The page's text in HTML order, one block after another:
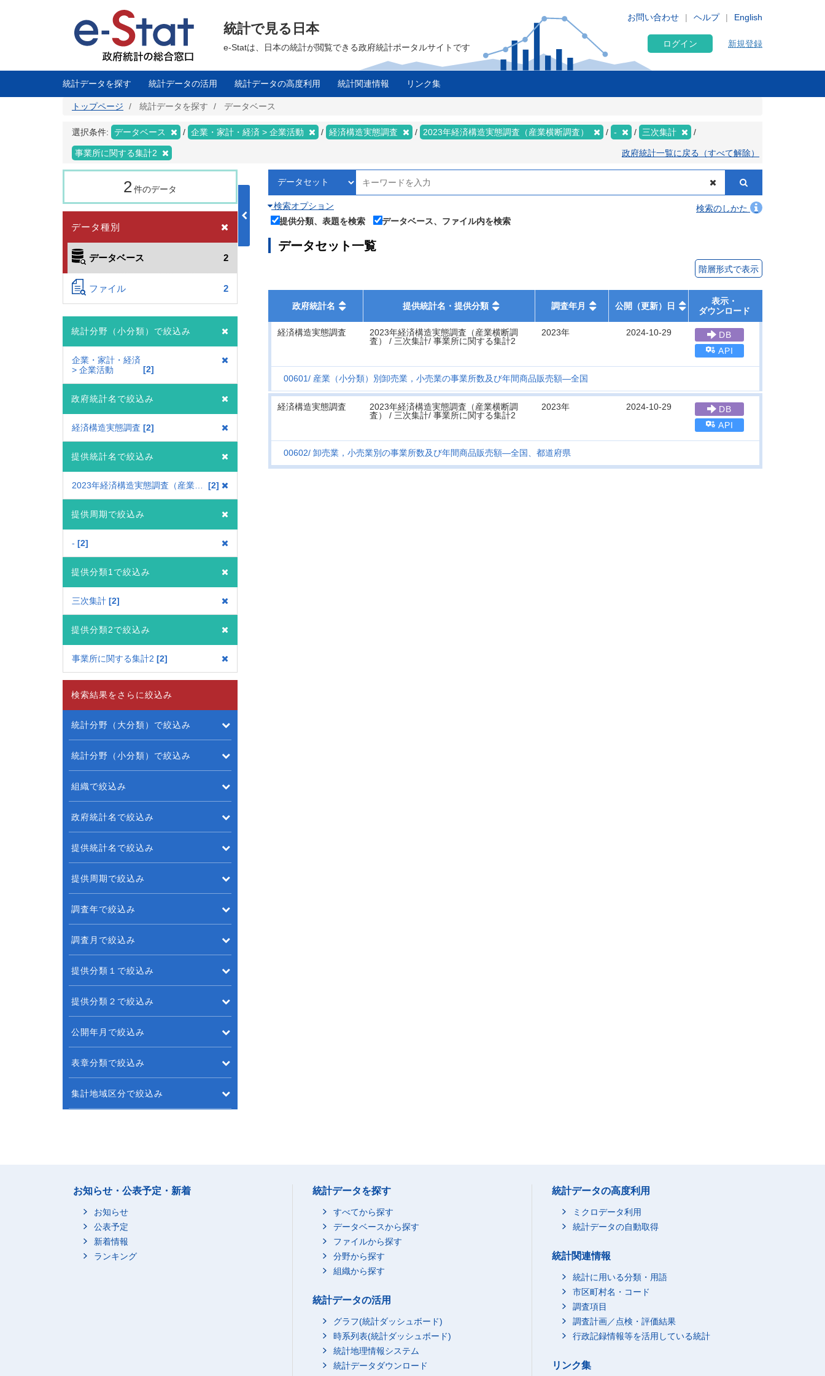
に
English
お問い合わせ ヘルプ
統計で見る日本
e-Statは、日本の統計が閲覧できる政府統計ポータルサイトです ログイン 新規登録
統計データを探す 統計データの活用 統計データの高度利用 統計関連情報 リンク集
トップページ 統計データを探す データベース
選択条件: データベース 企業・家計・経済 > 企業活動 経済構造実態調査 2023年経済構造実態調査（産業横断調査） - 三次集計
事業所に関する集計2 政府統計一覧に戻る（すべて解除）
2件のデータ
データ種別
データベース 2
ファイル 2
統計分野（小分類）で絞込み
企業・家計・経済
> 企業活動
2
政府統計名で絞込み
経済構造実態調査 2
提供統計名で絞込み
2
提供周期で絞込み
- 2
提供分類1で絞込み
三次集計 2
提供分類2で絞込み
事業所に関する集計2 2
検索オプション
検索のしかた
提供分類、表題を検索
データベース、ファイル内を検索
データセット一覧
階層形式で表示
政府統計名 提供統計名・提供分類 調査年月 公開（更新）日
表示・
ダウンロード
経済構造実態調査
2023年経済構造実態調査（産業横断調
査） / 三次集計/ 事業所に関する集計2
2023年 2024-10-29
DB
API
00601 産業（小分類）別卸売業，小売業の事業所数及び年間商品販売額―全国
経済構造実態調査
2023年経済構造実態調査（産業横断調
査） / 三次集計/ 事業所に関する集計2
2023年 2024-10-29
DB
API
00602 卸売業，小売業別の事業所数及び年間商品販売額―全国、都道府県
検索結果をさらに絞込み
統計分野（大分類）で絞込み
統計分野（小分類）で絞込み
組織で絞込み
政府統計名で絞込み
提供統計名で絞込み
提供周期で絞込み
調査年で絞込み
調査月で絞込み
提供分類１で絞込み
提供分類２で絞込み
公開年月で絞込み
表章分類で絞込み
集計地域区分で絞込み
お知らせ・公表予定・新着
お知らせ
公表予定
新着情報
ランキング
統計データを探す
すべてから探す
データベースから探す
ファイルから探す
分野から探す
組織から探す
統計データの活用
グラフ(統計ダッシュボード)
時系列表(統計ダッシュボード)
統計地理情報システム
統計データダウンロード
統計データの高度利用
ミクロデータ利用
統計データの自動取得
統計関連情報
統計に用いる分類・用語
市区町村名・コード
調査項目
調査計画／点検・評価結果
行政記録情報等を活用している統計
リンク集